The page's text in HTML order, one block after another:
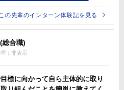
の先輩のインターン体験記を見る
総合職)
：非表示
標に向かって自ら主体的に取り